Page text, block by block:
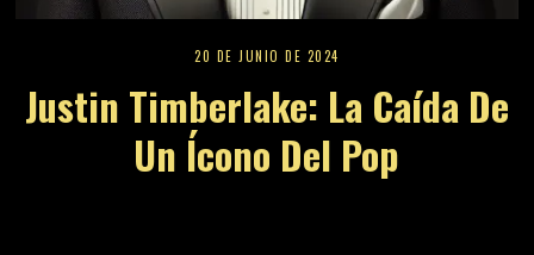
20 DE JUNIO DE 2024
Justin Timberlake: La Caída De
Un Ícono Del Pop